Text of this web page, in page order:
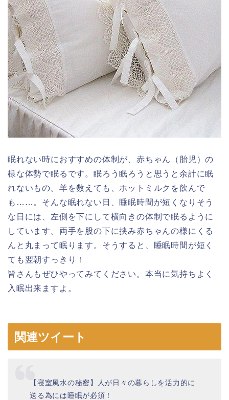
眠れない時におすすめの体制が、赤ちゃん（胎児）の
様な体勢で眠るです。眠ろう眠ろうと思うと余計に眠
れないもの。羊を数えても、ホットミルクを飲んで
も……。そんな眠れない日、睡眠時間が短くなりそう
な日には、左側を下にして横向きの体制で眠るように
しています。両手を股の下に挟み赤ちゃんの様にくる
んと丸まって眠ります。そうすると、睡眠時間が短く
ても翌朝すっきり！
皆さんもぜひやってみてください。本当に気持ちよく
入眠出来ますよ。
関連ツイート
【寝室風水の秘密】人が日々の暮らしを活力的に
送る為には睡眠が必須！